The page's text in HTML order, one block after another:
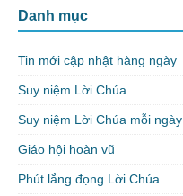
Danh mục
Tin mới cập nhật hàng ngày
Suy niệm Lời Chúa
Suy niệm Lời Chúa mỗi ngày
Giáo hội hoàn vũ
Phút lắng đọng Lời Chúa